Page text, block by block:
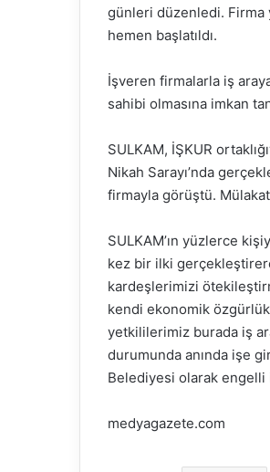
günleri düzenledi.
hemen başlatıldı.
İşveren firmalarla iş
sahibi olmasına imkan
SULKAM, İŞKUR
Nikah Sarayı’nda
firmayla görüştü.
SULKAM’ın yüzlerce
kez bir ilki
kardeşlerimizi
kendi ekonomik
yetkililerimiz burada iş
durumunda anında işe
Belediyesi olarak engelli
medyagazete.com